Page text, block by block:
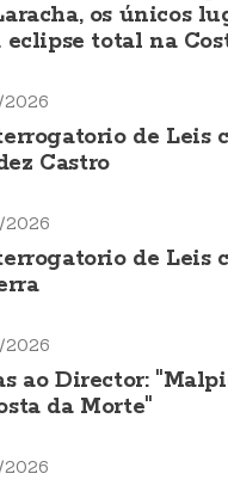
os únicos
eclipse total na
de Leis
Castro
de Leis
ao Director:
da Morte"